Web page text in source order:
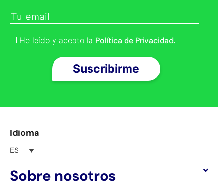
He leído y acepto la Política de Privacidad.
Idioma
ES
Sobre nosotros